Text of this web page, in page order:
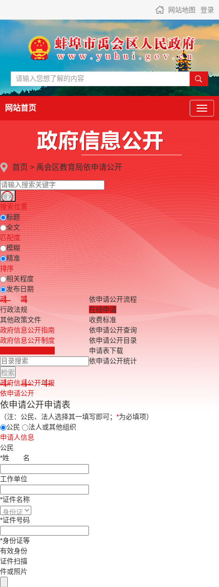
网站地图 登录
网站首页
首页 > 禹会区教育局依申请公开
搜索位置
标题
全文
匹配度
模糊
精准
排序
相关程度
发布日期
政 策
行政法规
其他政策文件
政府信息公开指南
政府信息公开制度
政府信息公开年报
依申请公开
依申请公开流程
在线申请
收费标准
依申请公开查询
依申请公开目录
申请表下载
依申请公开统计
依申请公开申请表
（注：公民、法人选择其一填写即可； *为必填项）
公民
法人或其他组织
申请人信息
公民
*姓 名
工作单位
*证件名称
*证件号码
*身份证等
有效身份
证件扫描
件或照片